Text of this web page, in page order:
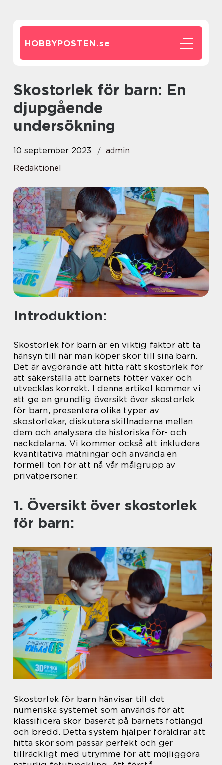
HOBBYPOSTEN.se
Skostorlek för barn: En
djupgående
undersökning
10 september 2023
admin
Redaktionel
Introduktion:
Skostorlek för barn är en viktig faktor att ta
hänsyn till när man köper skor till sina barn.
Det är avgörande att hitta rätt skostorlek för
att säkerställa att barnets fötter växer och
utvecklas korrekt. I denna artikel kommer vi
att ge en grundlig översikt över skostorlek
för barn, presentera olika typer av
skostorlekar, diskutera skillnaderna mellan
dem och analysera de historiska för- och
nackdelarna. Vi kommer också att inkludera
kvantitativa mätningar och använda en
formell ton för att nå vår målgrupp av
privatpersoner.
1. Översikt över skostorlek
för barn:
Skostorlek för barn hänvisar till det
numeriska systemet som används för att
klassificera skor baserat på barnets fotlängd
och bredd. Detta system hjälper föräldrar att
hitta skor som passar perfekt och ger
tillräckligt med utrymme för att möjliggöra